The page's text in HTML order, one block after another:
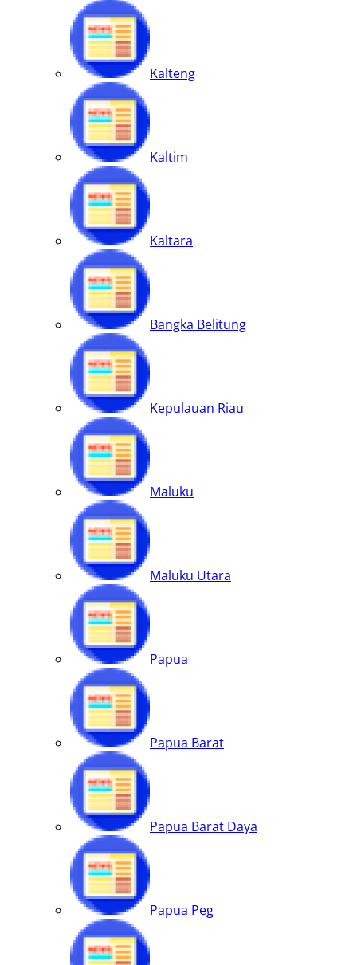
Kalteng
Kaltim
Kaltara
Bangka Belitung
Kepulauan Riau
Maluku
Maluku Utara
Papua
Papua Barat
Papua Barat Daya
Papua Peg